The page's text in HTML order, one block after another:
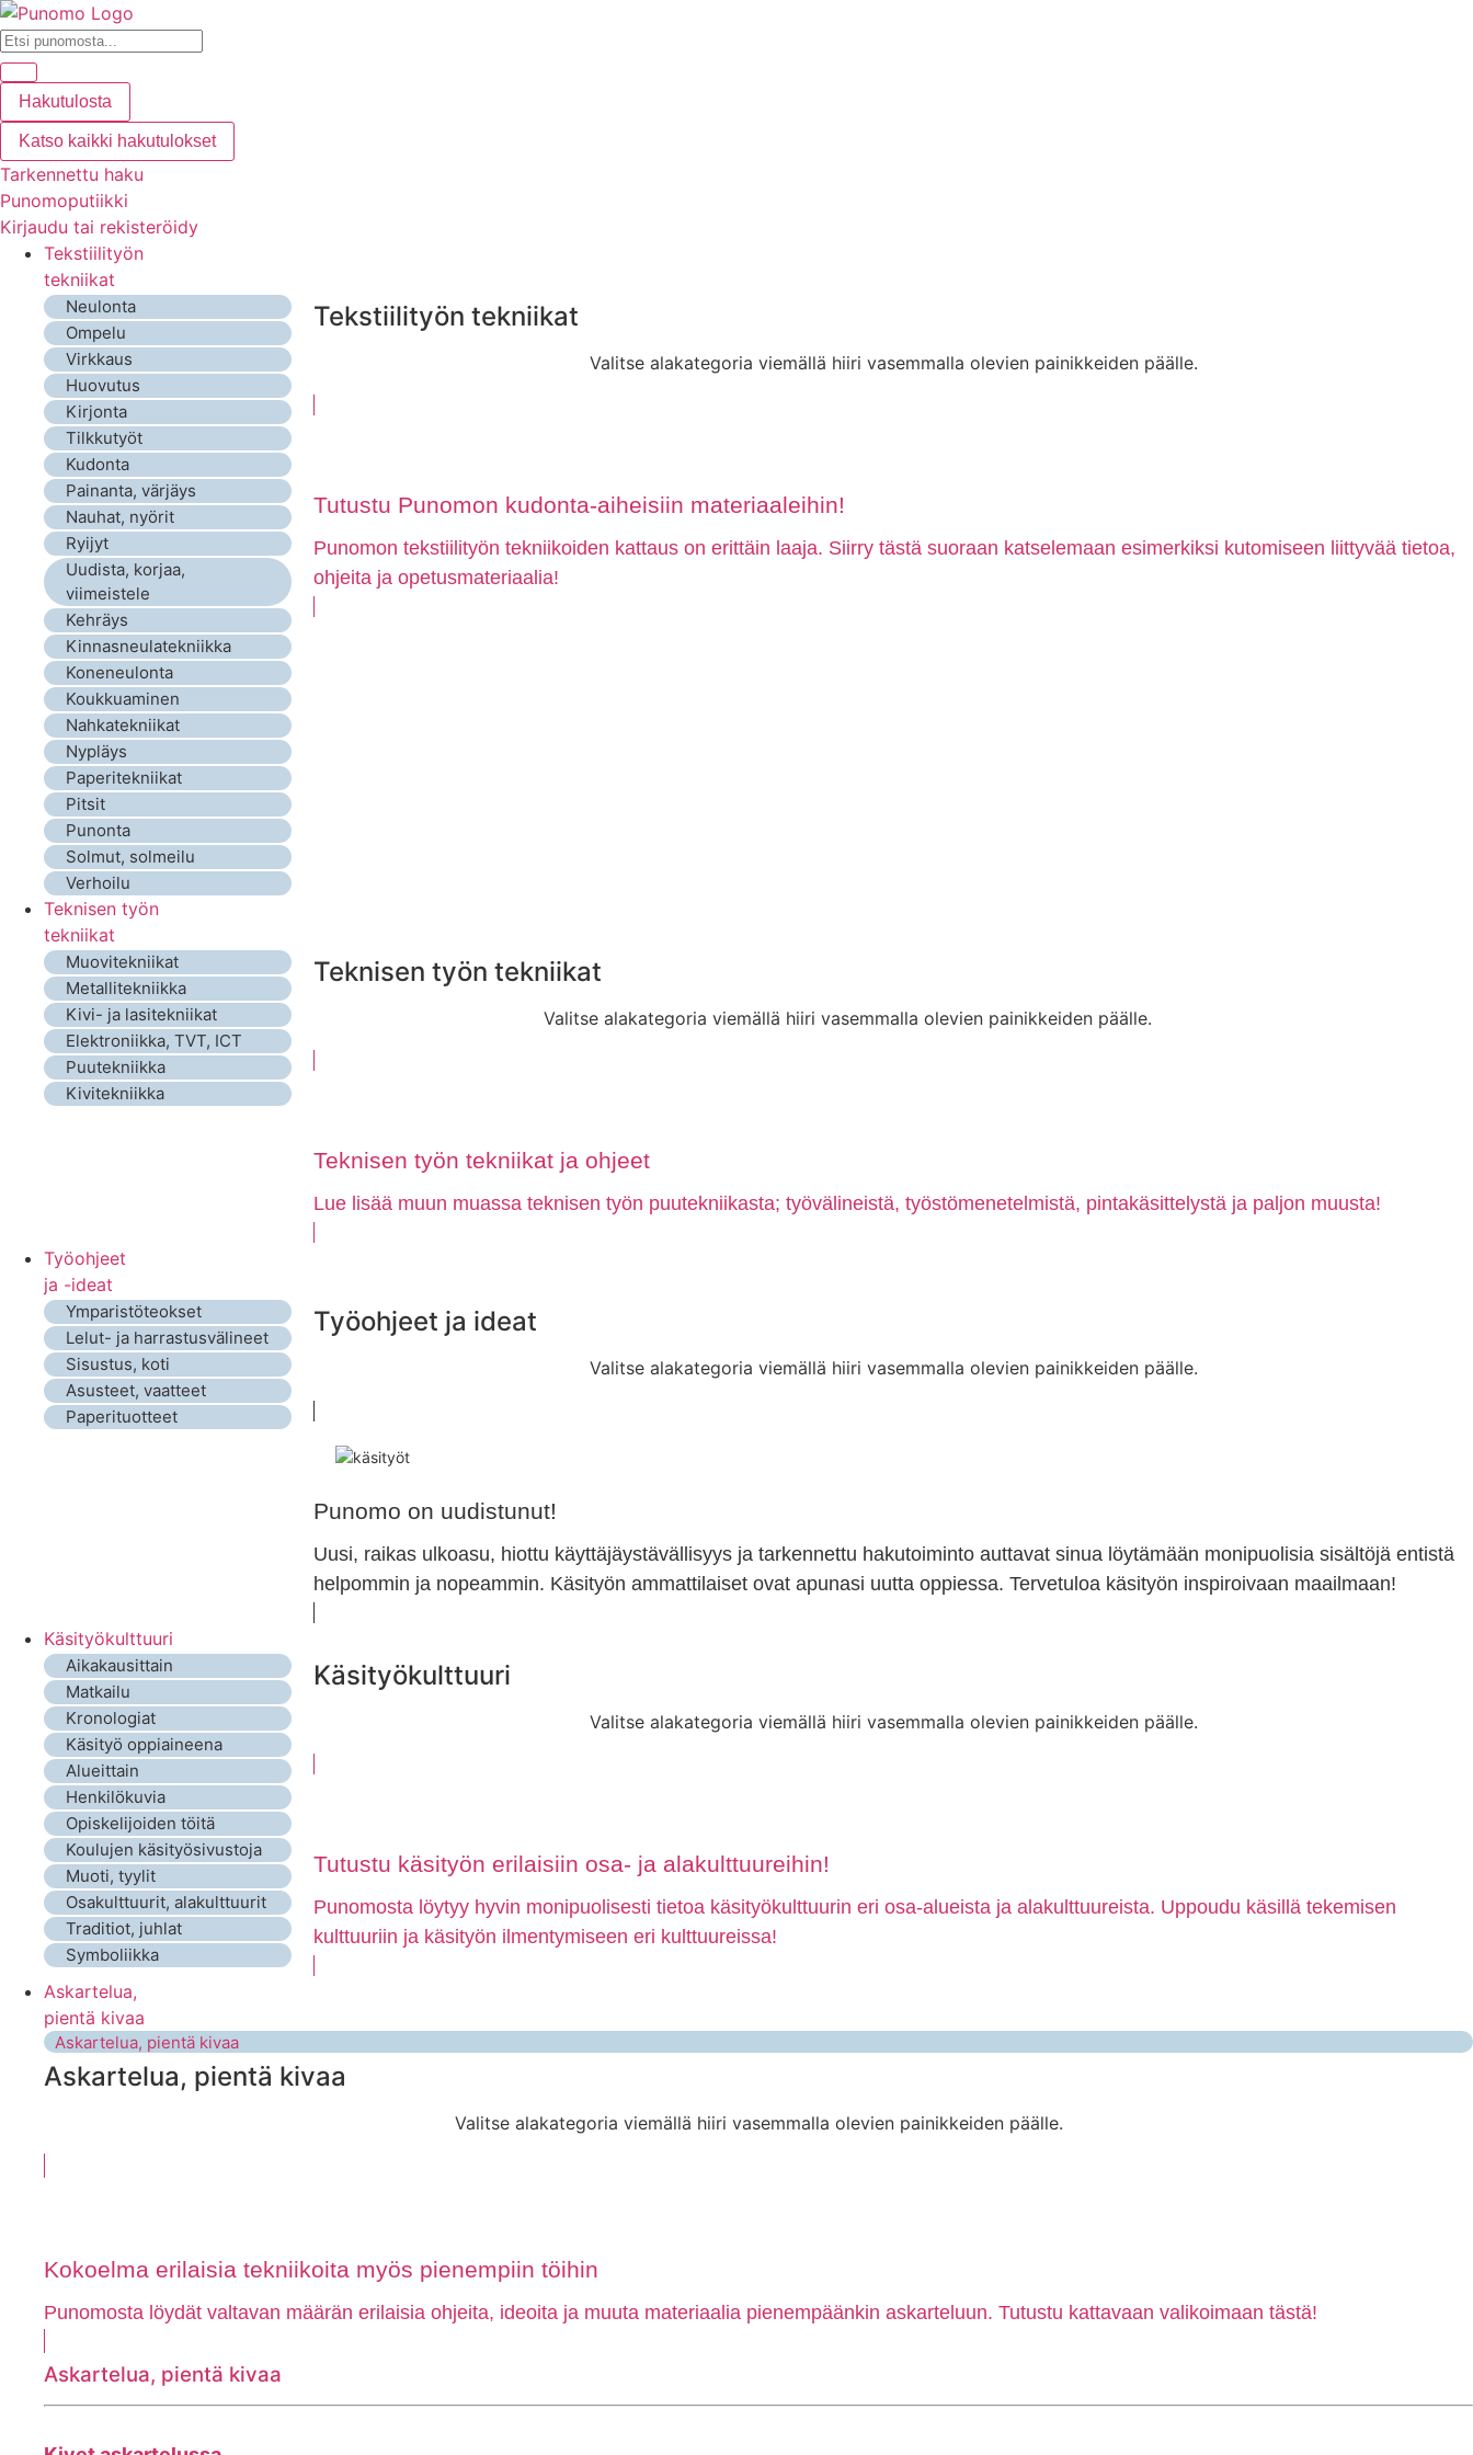
Hakutulosta
Katso kaikki hakutulokset
Tarkennettu haku
Punomoputiikki
Kirjaudu tai rekisteröidy
Tekstiilityön
tekniikat
Neulonta
Ompelu
Virkkaus
Huovutus
Kirjonta
Tilkkutyöt
Kudonta
Painanta, värjäys
Nauhat, nyörit
Ryijyt
Uudista, korjaa,
viimeistele
Kehräys
Kinnasneulatekniikka
Koneneulonta
Koukkuaminen
Nahkatekniikat
Nypläys
Paperitekniikat
Pitsit
Punonta
Solmut, solmeilu
Verhoilu
Tekstiilityön tekniikat
Valitse alakategoria viemällä hiiri vasemmalla olevien painikkeiden päälle.
Tutustu Punomon kudonta-aiheisiin materiaaleihin!
Punomon tekstiilityön tekniikoiden kattaus on erittäin laaja. Siirry tästä suoraan katselemaan esimerkiksi kutomiseen liittyvää tietoa,
ohjeita ja opetusmateriaalia!
Teknisen työn
tekniikat
Muovitekniikat
Metallitekniikka
Kivi- ja lasitekniikat
Elektroniikka, TVT, ICT
Puutekniikka
Kivitekniikka
Teknisen työn tekniikat
Valitse alakategoria viemällä hiiri vasemmalla olevien painikkeiden päälle.
Teknisen työn tekniikat ja ohjeet
Lue lisää muun muassa teknisen työn puutekniikasta; työvälineistä, työstömenetelmistä, pintakäsittelystä ja paljon muusta!
Työohjeet
ja -ideat
Ymparistöteokset
Lelut- ja harrastusvälineet
Sisustus, koti
Asusteet, vaatteet
Paperituotteet
Työohjeet ja ideat
Valitse alakategoria viemällä hiiri vasemmalla olevien painikkeiden päälle.
Punomo on uudistunut!
Uusi, raikas ulkoasu, hiottu käyttäjäystävällisyys ja tarkennettu hakutoiminto auttavat sinua löytämään monipuolisia sisältöjä entistä
helpommin ja nopeammin. Käsityön ammattilaiset ovat apunasi uutta oppiessa. Tervetuloa käsityön inspiroivaan maailmaan!
Käsityökulttuuri
Aikakausittain
Matkailu
Kronologiat
Käsityö oppiaineena
Alueittain
Henkilökuvia
Opiskelijoiden töitä
Koulujen käsityösivustoja
Muoti, tyylit
Osakulttuurit, alakulttuurit
Traditiot, juhlat
Symboliikka
Käsityökulttuuri
Valitse alakategoria viemällä hiiri vasemmalla olevien painikkeiden päälle.
Tutustu käsityön erilaisiin osa- ja alakulttuureihin!
Punomosta löytyy hyvin monipuolisesti tietoa käsityökulttuurin eri osa-alueista ja alakulttuureista. Uppoudu käsillä tekemisen
kulttuuriin ja käsityön ilmentymiseen eri kulttuureissa!
Askartelua,
pientä kivaa
Askartelua, pientä kivaa
Askartelua, pientä kivaa
Valitse alakategoria viemällä hiiri vasemmalla olevien painikkeiden päälle.
Kokoelma erilaisia tekniikoita myös pienempiin töihin
Punomosta löydät valtavan määrän erilaisia ohjeita, ideoita ja muuta materiaalia pienempäänkin askarteluun. Tutustu kattavaan valikoimaan tästä!
Askartelua, pientä kivaa